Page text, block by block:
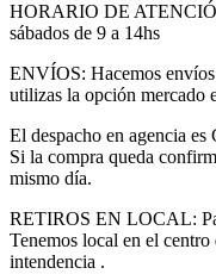
HORARIO DE
sábados de 9 a 14hs
ENVÍOS: Hacemos
utilizas la opción mercado
El despacho en agencia es
Si la compra queda
mismo día.
RETIROS EN LOCAL:
Tenemos local en el
intendencia .